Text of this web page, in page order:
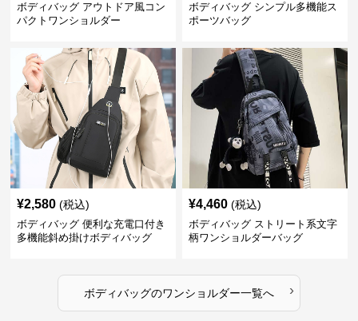
ボディバッグ アウトドア風コン
パクトワンショルダー
ボディバッグ シンプル多機能ス
ポーツバッグ
¥2,580 (税込)
ボディバッグ 便利な充電口付き
多機能斜め掛けボディバッグ
¥4,460 (税込)
ボディバッグ ストリート系文字
柄ワンショルダーバッグ
ボディバッグのワンショルダー一覧へ ›